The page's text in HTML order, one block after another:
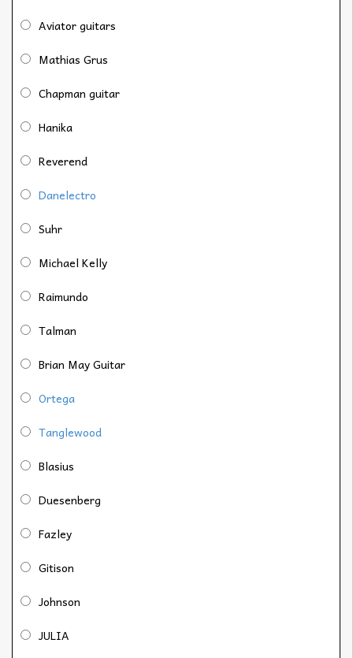
Aviator guitars
Mathias Grus
Chapman guitar
Hanika
Reverend
Danelectro
Suhr
Michael Kelly
Raimundo
Talman
Brian May Guitar
Ortega
Tanglewood
Blasius
Duesenberg
Fazley
Gitison
Johnson
JULIA